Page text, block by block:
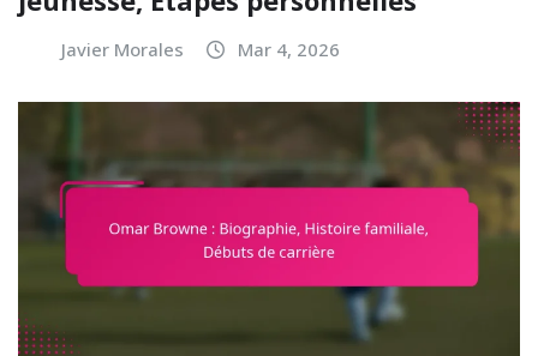
Javier Morales Mar 4, 2026